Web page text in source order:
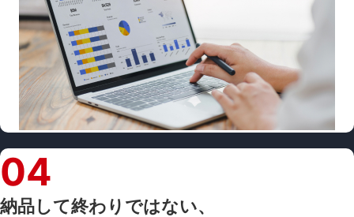
04
納品して終わりではない、